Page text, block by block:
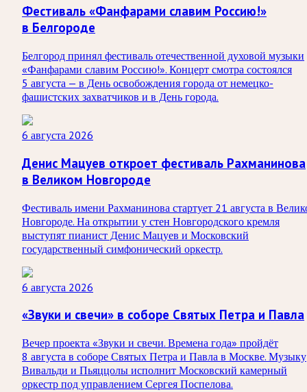
Фестиваль «Фанфарами славим Россию!»
в Белгороде
Белгород принял фестиваль отечественной духовой музыки
«Фанфарами славим Россию!». Концерт смотра состоялся
5 августа — в День освобождения города от немецко-
фашистских захватчиков и в День города.
6 августа 2026
Денис Мацуев откроет фестиваль Рахманинова
в Великом Новгороде
Фестиваль имени Рахманинова стартует 21 августа в
Новгороде. На открытии у стен Новгородского кремля
выступят пианист Денис Мацуев и Московский
государственный симфонический оркестр.
6 августа 2026
«Звуки и свечи» в соборе Святых Петра и Павла
Вечер проекта «Звуки и свечи. Времена года» пройдёт
8 августа в соборе Святых Петра и Павла в Москве. Музыку
Вивальди и Пьяццолы исполнит Московский камерный
оркестр под управлением Сергея Поспелова.